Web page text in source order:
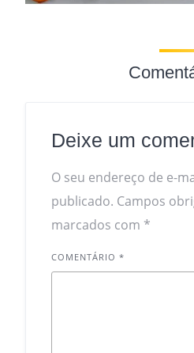
Deixe um
O seu endereço de e-
publicado. Campos
marcados com *
COMENTÁRIO *